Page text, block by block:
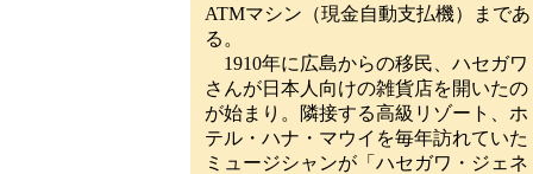
ATMマシン（現金自動支払機）まであ
る。
1910年に広島からの移民、ハセガワ
さんが日本人向けの雑貨店を開いたの
が始まり。隣接する高級リゾート、ホ
テル・ハナ・マウイを毎年訪れていた
ミュージシャンが「ハセガワ・ジェネ